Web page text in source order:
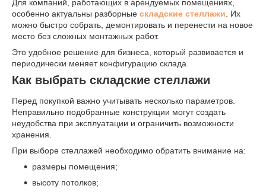
Для компаний, работающих в арендуемых помещениях,
особенно актуальны разборные складские стеллажи . Их
можно быстро собрать, демонтировать и перенести на новое
место без сложных монтажных работ.
Это удобное решение для бизнеса, который развивается и
периодически меняет конфигурацию склада.
Как выбрать складские стеллажи
Перед покупкой важно учитывать несколько параметров.
Неправильно подобранные конструкции могут создать
неудобства при эксплуатации и ограничить возможности
хранения.
При выборе стеллажей необходимо обратить внимание на:
размеры помещения;
высоту потолков;